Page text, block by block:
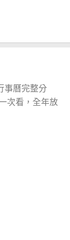
事曆完整分
次看，全年放